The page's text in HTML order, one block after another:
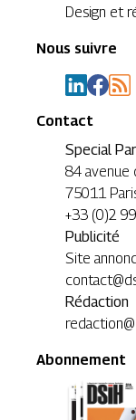
Design et
Nous suivre
Contact
Special
84 avenue
75011
+33 (0)2
Publicité
Site
Rédaction
Abonnement